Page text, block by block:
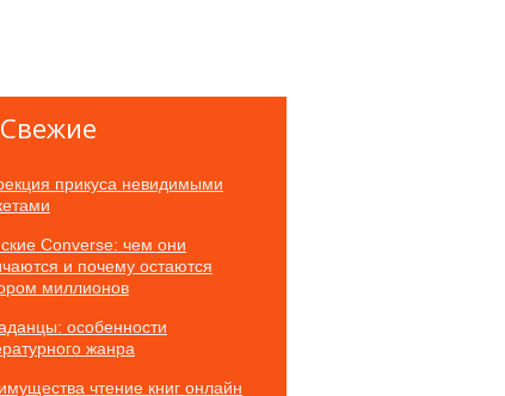
Свежие
прикуса невидимыми
Converse: чем они
и почему остаются
миллионов
особенности
жанра
чтение книг онлайн